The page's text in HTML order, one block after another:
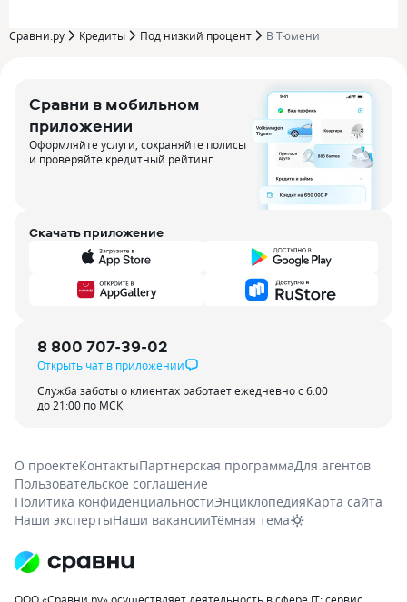
Сравни.ру Кредиты Под низкий процент В Тюмени
Сравни в мобильном
приложении
Оформляйте услуги, сохраняйте полисы
и проверяйте кредитный рейтинг
Скачать приложение
8 800 707-39-02
Открыть чат в приложении
Служба заботы о клиентах работает ежедневно с 6:00
до 21:00 по МСК
О проектеКонтактыПартнерская программаДля агентов
Пользовательское соглашение
Политика конфиденциальностиЭнциклопедияКарта сайта
Наши экспертыНаши вакансииТёмная тема